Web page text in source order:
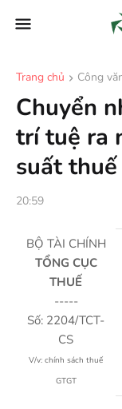
Trang chủ Công
Chuyển
trí tuệ ra
suất thuế
20:59
BỘ TÀI CHÍNH
TỔNG CỤC
THUẾ
-----
Số: 2204/TCT-
CS
V/v: chính sách thuế
GTGT